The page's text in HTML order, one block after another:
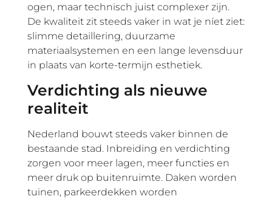
ogen, maar technisch juist complexer zijn.
De kwaliteit zit steeds vaker in wat je níet ziet:
slimme detaillering, duurzame
materiaalsystemen en een lange levensduur
in plaats van korte-termijn esthetiek.
Verdichting als nieuwe
realiteit
Nederland bouwt steeds vaker binnen de
bestaande stad. Inbreiding en verdichting
zorgen voor meer lagen, meer functies en
meer druk op buitenruimte. Daken worden
tuinen, parkeerdekken worden